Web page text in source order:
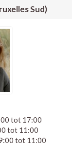
Sud)
tot 17:00
tot 11:00
tot 11:00